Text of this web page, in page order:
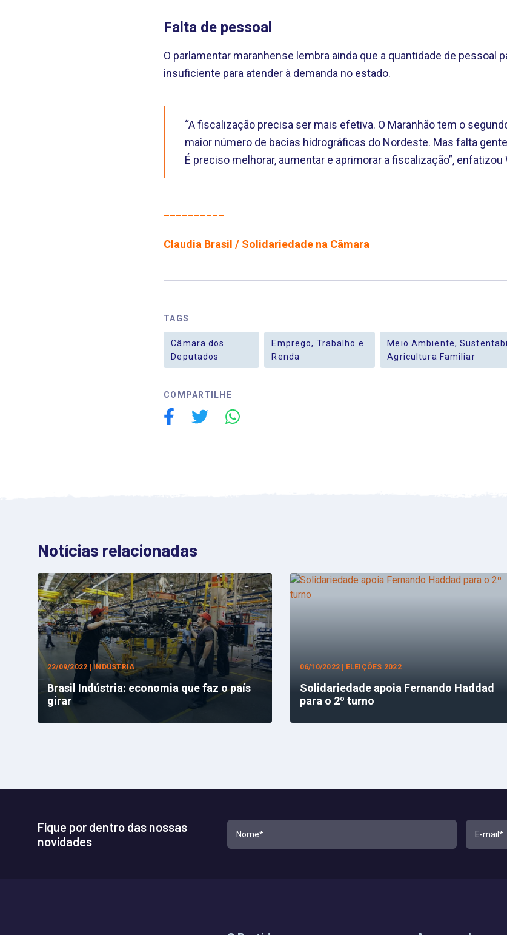
Falta de pessoal
O parlamentar maranhense lembra ainda que a quantidade de pessoal
insuficiente para atender à demanda no estado.
“A fiscalização precisa ser mais efetiva. O Maranhão tem o
maior número de bacias hidrográficas do Nordeste. Mas falta
É preciso melhorar, aumentar e aprimorar a fiscalização”, enfatizou
Claudia Brasil / Solidariedade na Câmara
TAGS
Câmara dos
Deputados
Emprego, Trabalho e
Renda
Meio Ambiente,
Agricultura Familiar
COMPARTILHE
Notícias relacionadas
22/09/2022 | INDÚSTRIA
Brasil Indústria: economia que faz o país
girar
06/10/2022 | ELEIÇÕES 2022
Solidariedade apoia Fernando Haddad
para o 2º turno
Fique por dentro das nossas
novidades